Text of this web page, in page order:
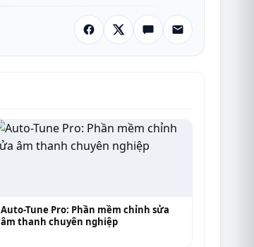
Auto-Tune Pro: Phần mềm chỉnh sửa
âm thanh chuyên nghiệp